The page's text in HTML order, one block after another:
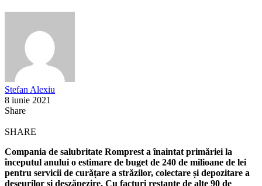
Stefan Alexiu
8 iunie 2021
Share
SHARE
Compania de salubritate Romprest a înaintat primăriei la
începutul anului o estimare de buget de 240 de milioane de lei
pentru servicii de curățare a străzilor, colectare și depozitare a
deșeurilor și deszăpezire. Cu facturi restante de alte 90 de